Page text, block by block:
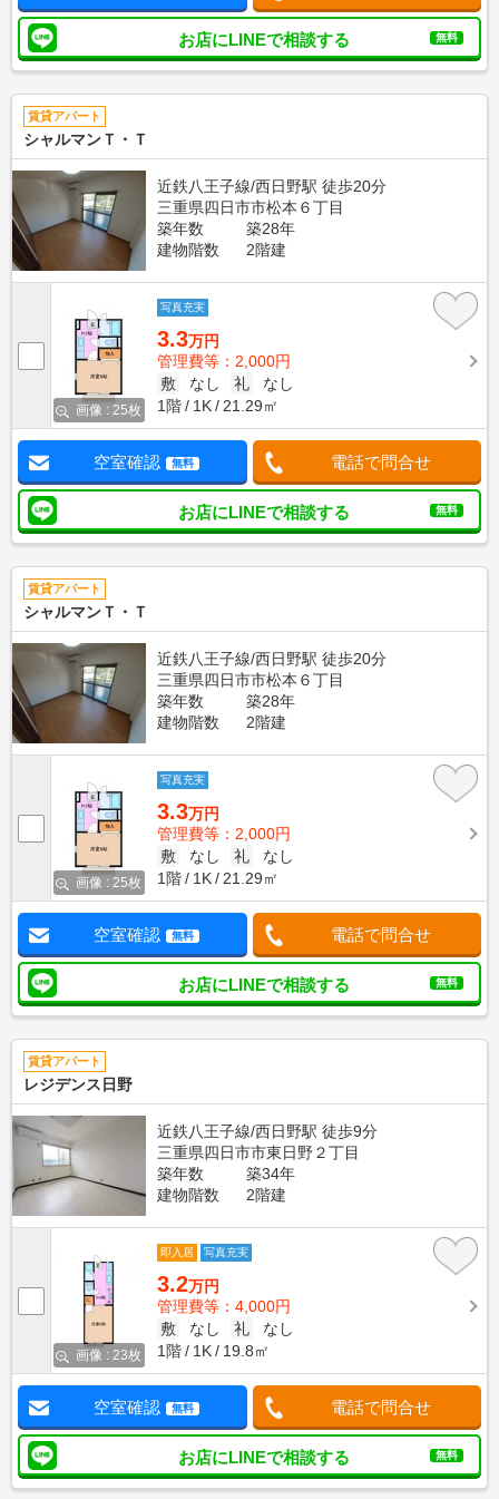
お店にLINEで相談する 無料
賃貸アパート
シャルマンＴ・Ｔ
近鉄八王子線/西日野駅 徒歩20分
三重県四日市市松本６丁目
築年数
築28年
建物階数
2階建
画像 : 25枚
写真充実
3.3万円
管理費等：2,000円
敷
なし 礼
なし
1階
1K 21.29㎡
空室確認 無料 電話で問合せ
お店にLINEで相談する 無料
賃貸アパート
シャルマンＴ・Ｔ
近鉄八王子線/西日野駅 徒歩20分
三重県四日市市松本６丁目
築年数
築28年
建物階数
2階建
画像 : 25枚
写真充実
3.3万円
管理費等：2,000円
敷
なし 礼
なし
1階
1K 21.29㎡
空室確認 無料 電話で問合せ
お店にLINEで相談する 無料
賃貸アパート
レジデンス日野
近鉄八王子線/西日野駅 徒歩9分
三重県四日市市東日野２丁目
築年数
築34年
建物階数
2階建
画像 : 23枚
即入居 写真充実
3.2万円
管理費等：4,000円
敷
なし 礼
なし
1階
1K 19.8㎡
空室確認 無料 電話で問合せ
お店にLINEで相談する 無料